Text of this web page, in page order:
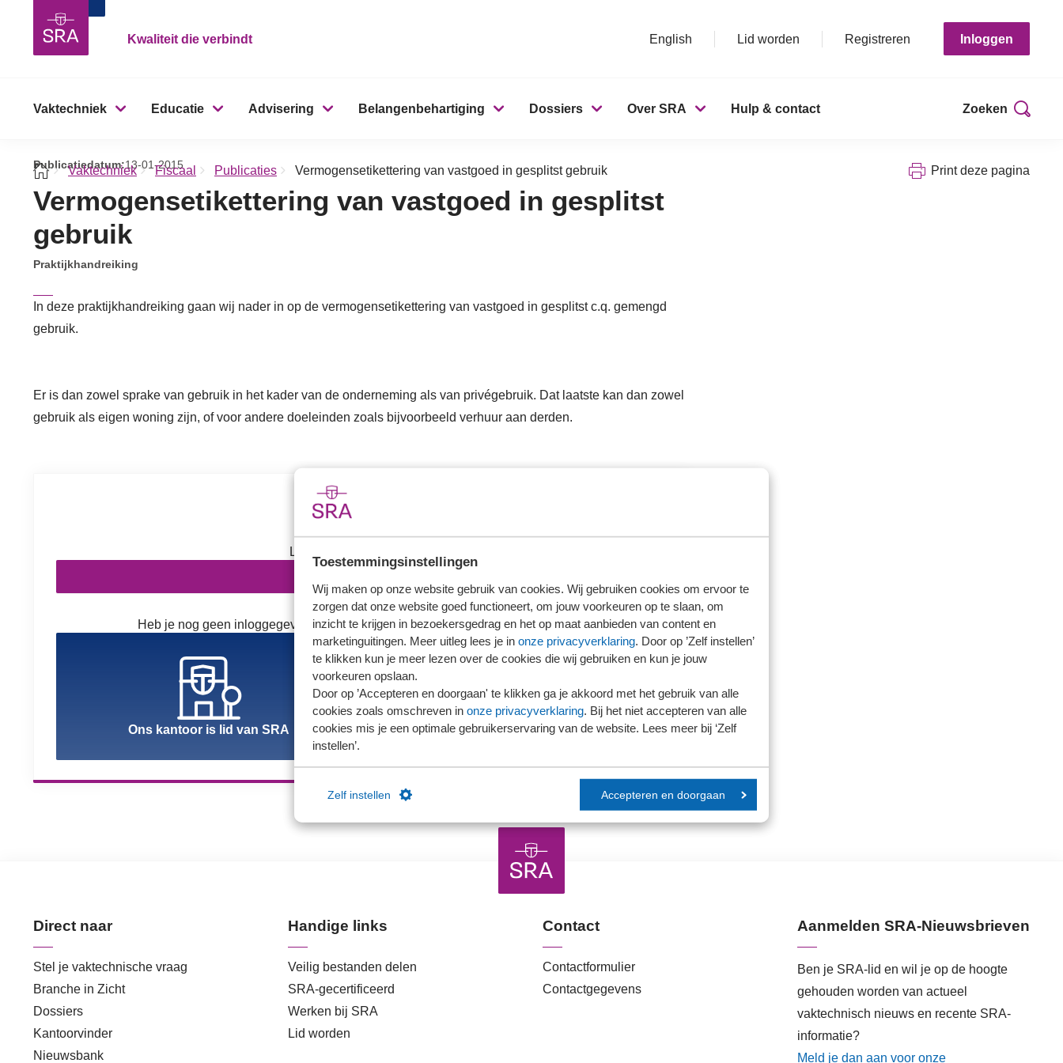
Toestemmingsinstellingen
Wij maken op onze website gebruik van cookies. Wij gebruiken cookies om ervoor te
zorgen dat onze website goed functioneert, om jouw voorkeuren op te slaan, om
inzicht te krijgen in bezoekersgedrag en het op maat aanbieden van content en
marketinguitingen. Meer uitleg lees je in onze privacyverklaring. Door op ’Zelf instellen’
te klikken kun je meer lezen over de cookies die wij gebruiken en kun je jouw
voorkeuren opslaan.
Door op ’Accepteren en doorgaan' te klikken ga je akkoord met het gebruik van alle
cookies zoals omschreven in onze privacyverklaring. Bij het niet accepteren van alle
cookies mis je een optimale gebruikerservaring van de website. Lees meer bij ‘Zelf
instellen’.
Zelf instellen Accepteren en doorgaan
Kwaliteit die verbindt English Lid worden Registreren Inloggen
Vaktechniek Educatie Advisering Belangenbehartiging Dossiers Over SRA Hulp & contact Zoeken
Vaktechniek Fiscaal Publicaties Vermogensetikettering van vastgoed in gesplitst gebruik Print deze pagina
Publicatiedatum:13-01-2015
Vermogensetikettering van vastgoed in gesplitst
gebruik
Praktijkhandreiking
In deze praktijkhandreiking gaan wij nader in op de vermogensetikettering van vastgoed in gesplitst c.q. gemengd
gebruik.
Er is dan zowel sprake van gebruik in het kader van de onderneming als van privégebruik. Dat laatste kan dan zowel
gebruik als eigen woning zijn, of voor andere doeleinden zoals bijvoorbeeld verhuur aan derden.
Inloggen
Log in om verder te lezen.
Heb je nog geen inloggegevens? Kies hieronder wat voor jou van toepassing is.
Ons kantoor is lid van SRA Ons kantoor is nog geen lid van SRA
Direct naar
Stel je vaktechnische vraag
Branche in Zicht
Dossiers
Kantoorvinder
Nieuwsbank
Handige links
Veilig bestanden delen
SRA-gecertificeerd
Werken bij SRA
Lid worden
Contact
Contactformulier
Contactgegevens
Aanmelden SRA-Nieuwsbrieven
Ben je SRA-lid en wil je op de hoogte
gehouden worden van actueel
vaktechnisch nieuws en recente SRA-
informatie?
Meld je dan aan voor onze